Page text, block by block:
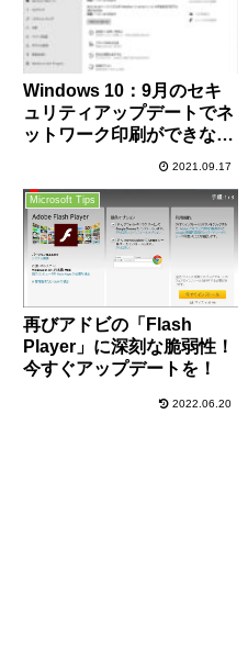
Windows 10：9月のセキ
ュリティアップデートでネ
ットワーク印刷ができなく
2021.09.17
Microsoft Tips
再びアドビの「Flash
Player」に深刻な脆弱性！
今すぐアップデートを！
2022.06.20